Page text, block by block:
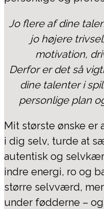
Jo flere af dine
jo højere
motivation,
Derfor er det så
dine talenter i
personlige plan
Mit største ønske
i dig selv, turde at
autentisk og
indre energi, ro og
større selvværd,
under fødderne –